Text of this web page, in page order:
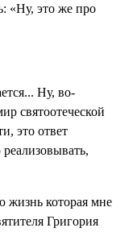
«Ну, это же про
Ну, во-
святоотеческой
это ответ
жизнь которая мне
Григория